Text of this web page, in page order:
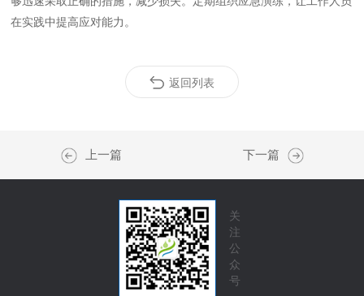
在实践中提高应对能力。
返回列表
上一篇 下一篇
关
注
公
众
号